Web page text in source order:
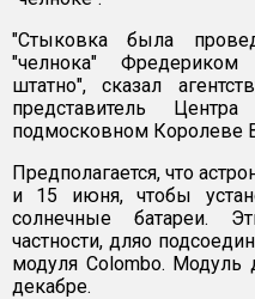
"Стыковка была
"челнока"
штатно", сказал
представитель
подмосковном Королеве
Предполагается, что
и 15 июня, чтобы
солнечные батареи.
частности, дляo
модуля Colombo.
декабре.